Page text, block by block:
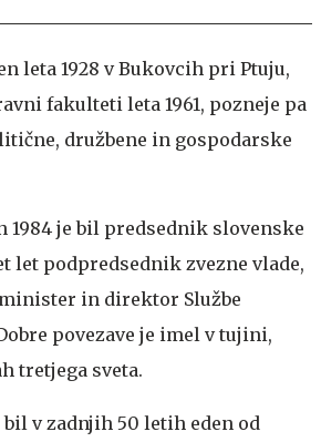
leta 1928 v Bukovcih pri Ptuju,
fakulteti leta 1961, pozneje pa
družbene in gospodarske
1984 je bil predsednik slovenske
let podpredsednik zvezne vlade,
in direktor Službe
povezave je imel v tujini,
tretjega sveta.
bil v zadnjih 50 letih eden od